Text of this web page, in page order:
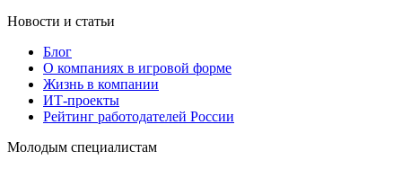
Новости и статьи
Блог
О компаниях в игровой форме
Жизнь в компании
ИТ-проекты
Рейтинг работодателей России
Молодым специалистам